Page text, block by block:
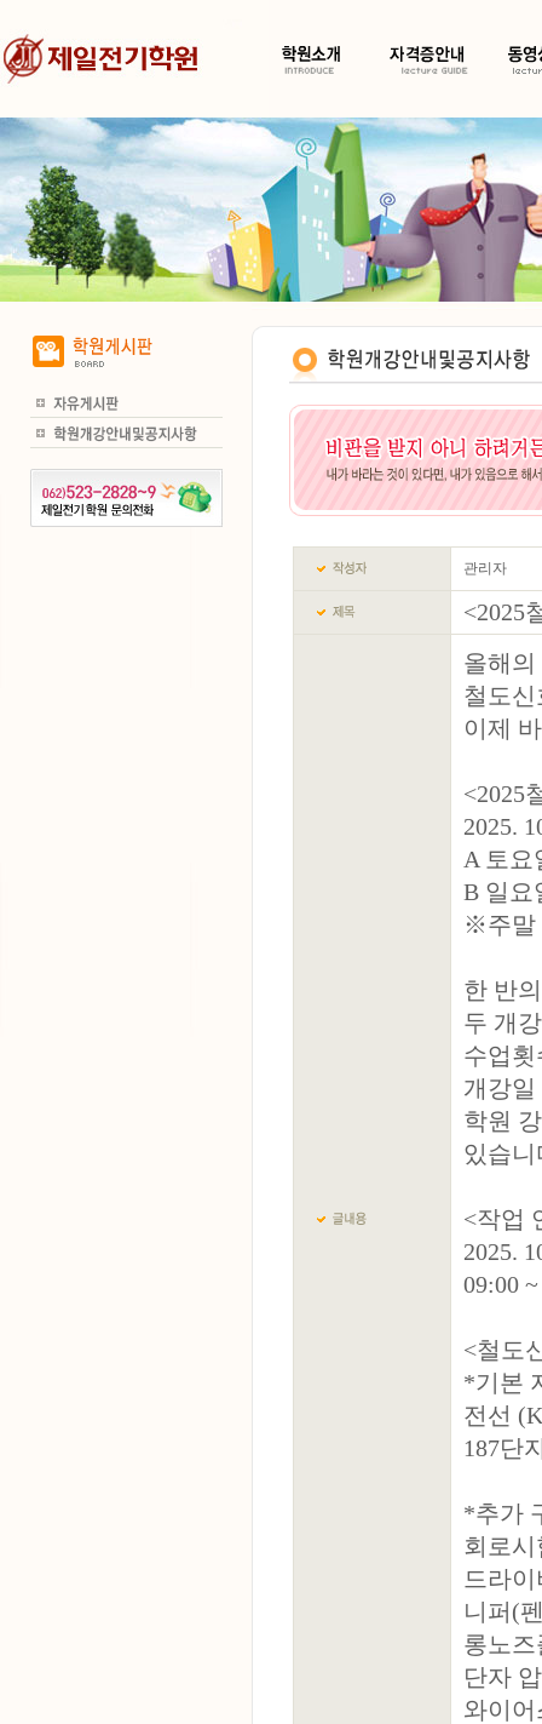
관리자
<2025
올해
철도
이제
<2025
2025.
A 토요
B 일요
※주말
한 반
두 개
수업
개강
학원
있습니
<작업
2025.
09:00
<철도
*기본
전선
187단
*추가
회로시
드라
니퍼(
롱노즈
단자
와이어